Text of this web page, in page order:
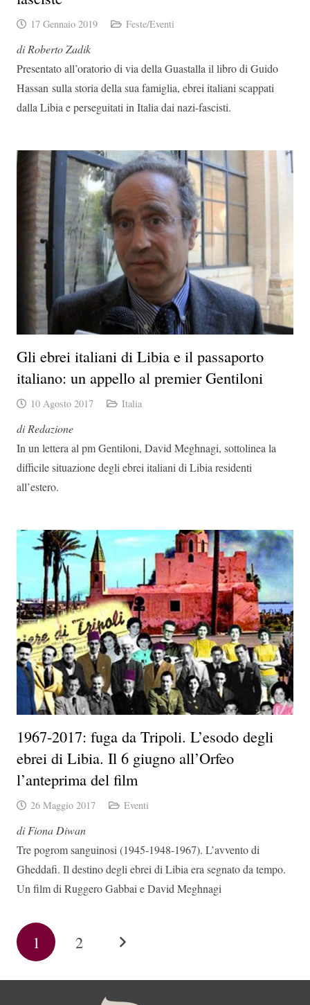
17 Gennaio 2019 Feste/Eventi
di Roberto Zadik
Presentato all’oratorio di via della Guastalla il libro di Guido
Hassan sulla storia della sua famiglia, ebrei italiani scappati
dalla Libia e perseguitati in Italia dai nazi-fascisti.
Gli ebrei italiani di Libia e il passaporto
italiano: un appello al premier Gentiloni
10 Agosto 2017 Italia
di Redazione
In un lettera al pm Gentiloni, David Meghnagi, sottolinea la
difficile situazione degli ebrei italiani di Libia residenti
all’estero.
1967-2017: fuga da Tripoli. L’esodo degli
ebrei di Libia. Il 6 giugno all’Orfeo
l’anteprima del film
26 Maggio 2017 Eventi
di Fiona Diwan
Tre pogrom sanguinosi (1945-1948-1967). L’avvento di
Gheddafi. Il destino degli ebrei di Libia era segnato da tempo.
Un film di Ruggero Gabbai e David Meghnagi
1 2